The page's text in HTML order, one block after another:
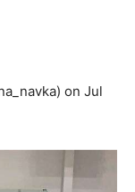
on Jul